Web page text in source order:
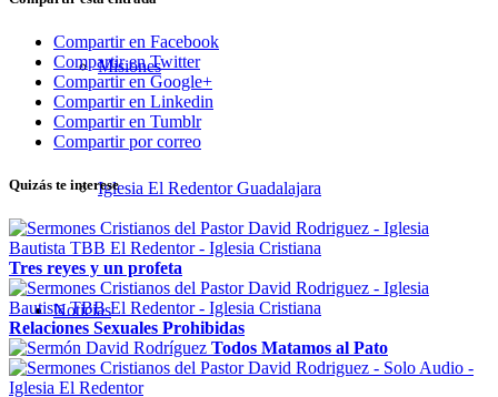
Misiones
Iglesia El Redentor Guadalajara
Noticias
Compartir en Facebook
Compartir en Twitter
Compartir en Google+
Compartir en Linkedin
Compartir en Tumblr
Compartir por correo
Quizás te interese
Tres reyes y un profeta
Relaciones Sexuales Prohibidas
Todos Matamos al Pato